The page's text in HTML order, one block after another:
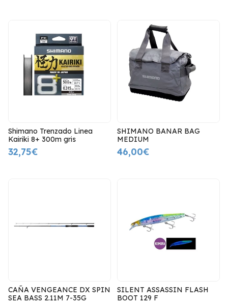
Shimano Trenzado Linea
Kairiki 8+ 300m gris
32,75€
SHIMANO BANAR BAG
MEDIUM
46,00€
CAÑA VENGEANCE DX SPIN
SEA BASS 2.11M 7-35G
SILENT ASSASSIN FLASH
BOOT 129 F